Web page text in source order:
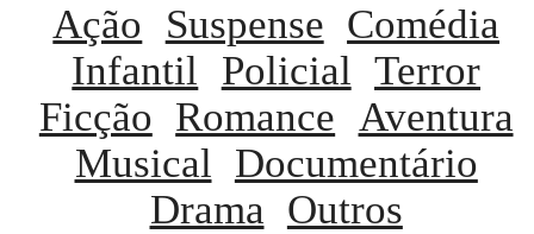
Ação Suspense Comédia
Infantil
Policial Terror
Ficção Romance Aventura
Musical
Documentário
Drama Outros